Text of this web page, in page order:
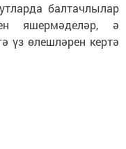
балтачлылар
яшермәделәр, ә
үз өлешләрен кертә